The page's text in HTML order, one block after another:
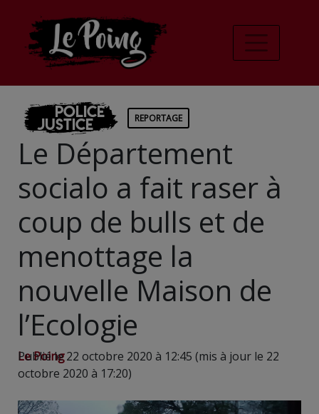
Police
Justice REPORTAGE
Le Département
socialo a fait raser à
coup de bulls et de
menottage la
nouvelle Maison de
l’Ecologie
Le Poing
Publié le 22 octobre 2020 à 12:45 (mis à jour le 22
octobre 2020 à 17:20)